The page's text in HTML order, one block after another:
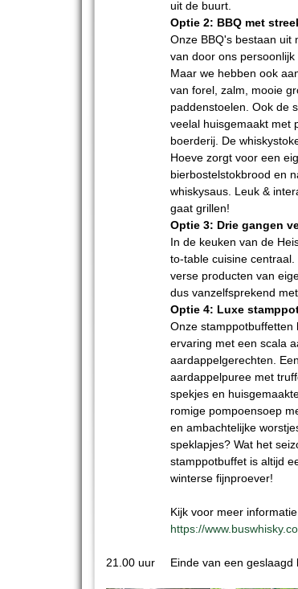
uit de buurt.
Optie 2: BBQ met
Onze BBQ's bestaan uit
van door ons persoonlijk
Maar we hebben ook
van forel, zalm, mooie
paddenstoelen. Ook de
veelal huisgemaakt met
boerderij. De
Hoeve zorgt voor een
bierbostelstokbrood en
whiskysaus. Leuk &
gaat grillen!
Optie 3: Drie gangen
In de keuken van de
to-table cuisine
verse producten van
dus vanzelfsprekend
Optie 4: Luxe
Onze stamppotbuffetten
ervaring met een scala
aardappelgerechten.
aardappelpuree met
spekjes en
romige pompoensoep
en ambachtelijke
speklapjes? Wat het
stamppotbuffet is altijd
winterse fijnproever!
Kijk voor meer
https://
21.00 uur Einde van een geslaagd